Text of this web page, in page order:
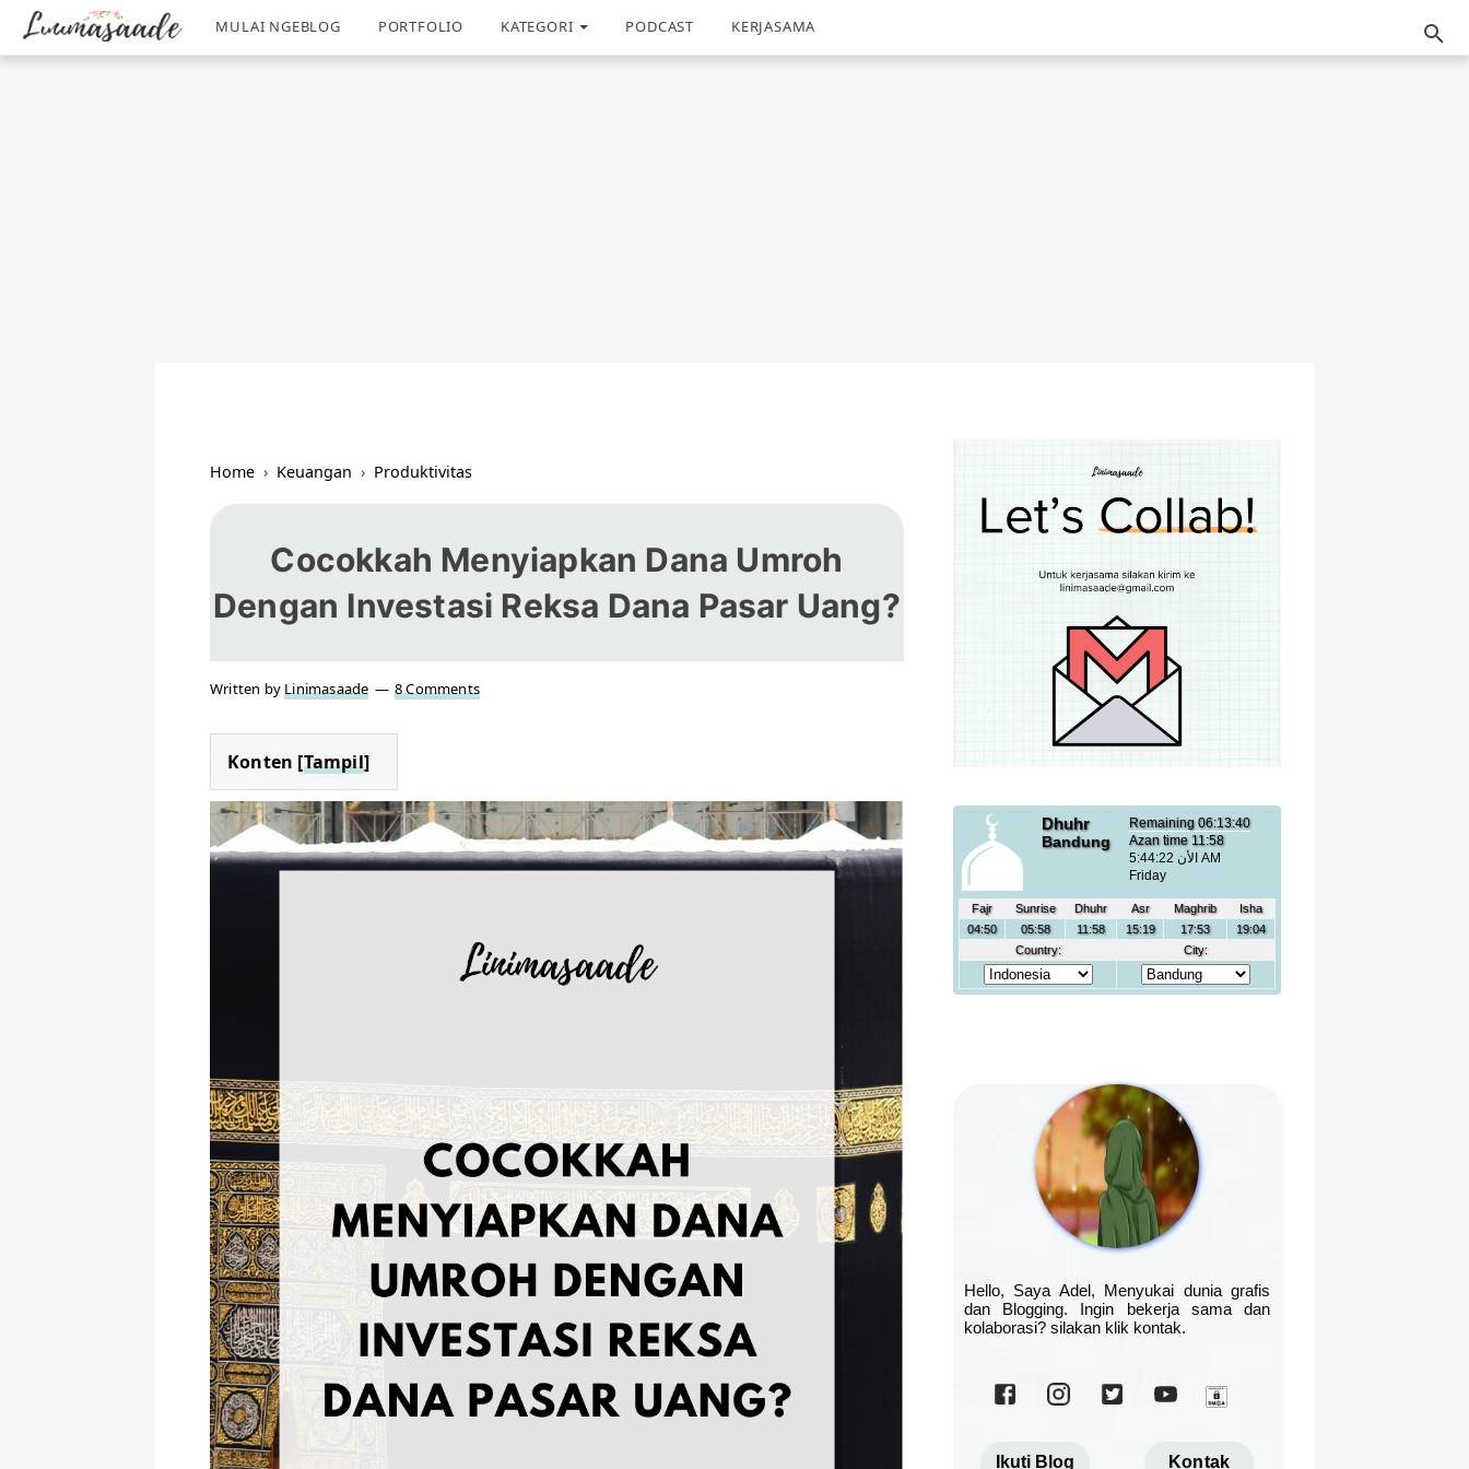
MULAI NGEBLOG PORTFOLIO KATEGORI PODCAST KERJASAMA
Home › Keuangan › Produktivitas
Cocokkah Menyiapkan Dana Umroh
Dengan Investasi Reksa Dana Pasar Uang?
Written byLinimasaade 8 Comments
Konten [Tampil]
Hello, Saya Adel, Menyukai dunia grafis
dan Blogging. Ingin bekerja sama dan
kolaborasi? silakan klik kontak.
Ikuti Blog Kontak